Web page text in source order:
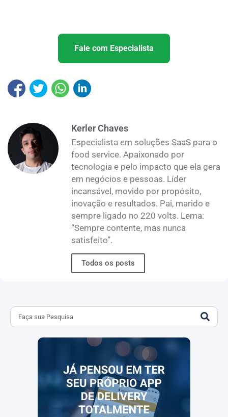
Fale com Especialista
Kerler Chaves
Especialista em soluções SaaS para o
food service. Apaixonado por
tecnologia e pelo impacto que ela gera
em negócios e pessoas. Líder
incansável, movido por propósito,
inovação e resultados. Pai, marido e
sempre ligado no 220 volts. Lema:
“Sempre contente, mas nunca
satisfeito”.
Todos os posts